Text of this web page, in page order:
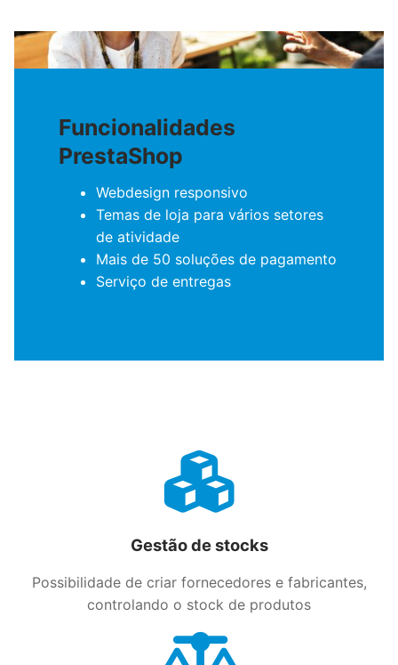
Funcionalidades
PrestaShop
Webdesign responsivo
Temas de loja para vários setores
de atividade
Mais de 50 soluções de pagamento
Serviço de entregas
Gestão de stocks
Possibilidade de criar fornecedores e fabricantes,
controlando o stock de produtos